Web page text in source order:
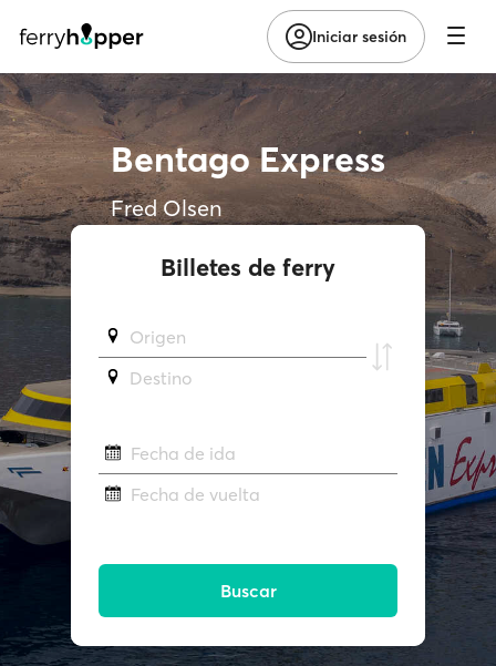
Iniciar sesión
Bentago Express
Fred Olsen
Billetes de ferry
Origen
Destino
Fecha de ida
Fecha de vuelta
Buscar